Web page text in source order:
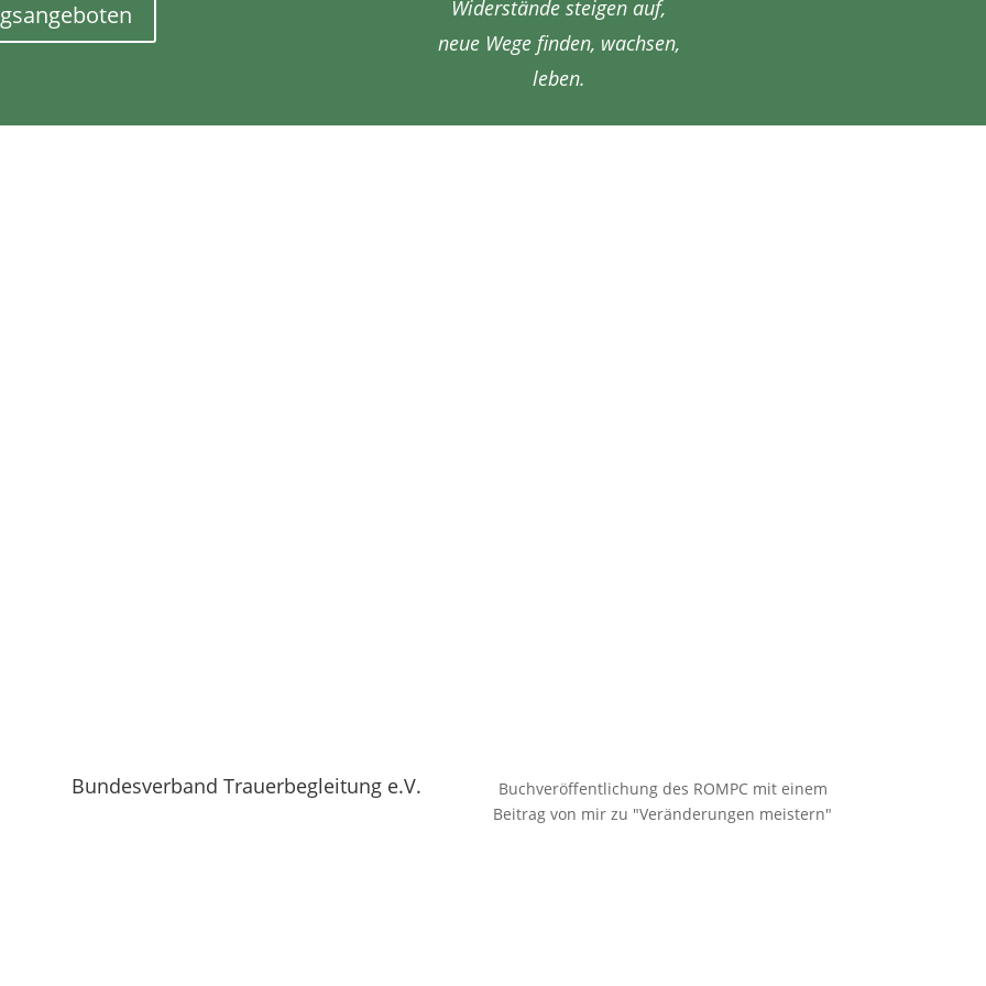
Widerstände steigen auf,
neue Wege finden, wachsen,
leben.
Bundesverband Trauerbegleitung e.V.
Buchveröffentlichung des ROMPC mit einem
Beitrag von mir zu "Veränderungen meistern"